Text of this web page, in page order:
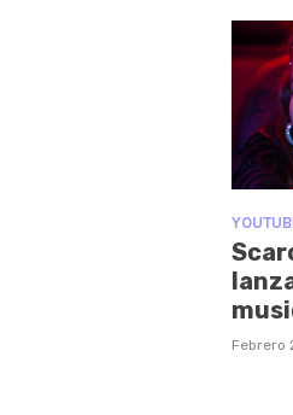
Febrero